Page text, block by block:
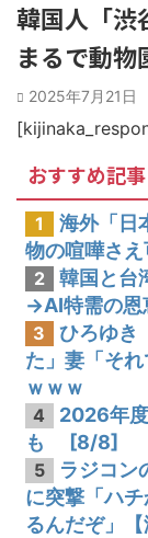
2026年度 暑さのピ
韓国人「日本の柴犬
韓国人「渋
まるで動物
2025年7月21日
おすすめ記事
1
海外「日
物の喧嘩さ
2
韓国と台
→AI特需の恩
3
ひろゆき
た」妻「そ
ｗｗｗ
4
2026年
も [8/8]
5
ラジコン
に突撃「ハ
るんだぞ」【